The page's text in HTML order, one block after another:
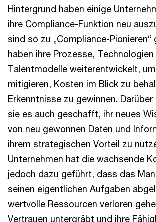
Hintergrund haben einige
ihre Compliance-Funktion neu
sind so zu „Compliance-Pionieren“
haben ihre Prozesse,
Talentmodelle weiterentwickelt,
mitigieren, Kosten im Blick zu
Erkenntnisse zu gewinnen. Darüber
sie es auch geschafft, ihr neues
von neu gewonnen Daten und
ihrem strategischen Vorteil zu
Unternehmen hat die wachsende
jedoch dazu geführt, dass das
seinen eigentlichen Aufgaben
wertvolle Ressourcen verloren
Vertrauen untergräbt und ihre